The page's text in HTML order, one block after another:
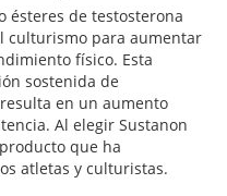
ésteres de testosterona
culturismo para aumentar
físico. Esta
sostenida de
en un aumento
Al elegir Sustanon
que ha
atletas y culturistas.